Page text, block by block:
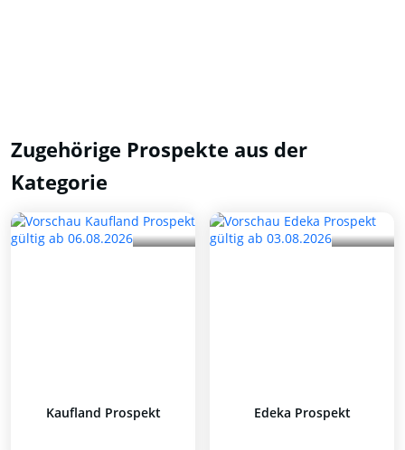
Zugehörige Prospekte aus der
Kategorie
Kaufland Prospekt Edeka Prospekt